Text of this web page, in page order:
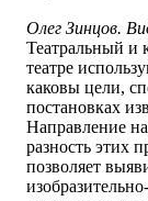
Олег Зинцов.
Театральный и
театре
каковы цели,
постановках
Направление
разность этих
позволяет